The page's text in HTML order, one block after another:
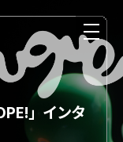
」インタ